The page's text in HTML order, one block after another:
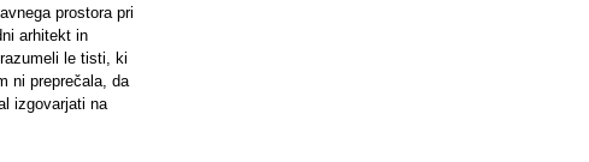
prostora pri
arhitekt in
le tisti, ki
ni preprečala, da
izgovarjati na